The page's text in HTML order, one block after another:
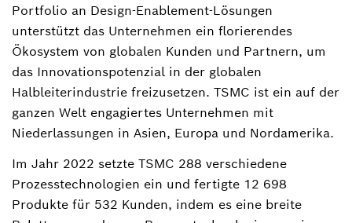
Portfolio an Design-Enablement-Lösungen
unterstützt das Unternehmen ein florierendes
Ökosystem von globalen Kunden und Partnern, um
das Innovationspotenzial in der globalen
Halbleiterindustrie freizusetzen. TSMC ist ein auf der
ganzen Welt engagiertes Unternehmen mit
Niederlassungen in Asien, Europa und Nordamerika.
Im Jahr 2022 setzte TSMC 288 verschiedene
Prozesstechnologien ein und fertigte 12 698
Produkte für 532 Kunden, indem es eine breite